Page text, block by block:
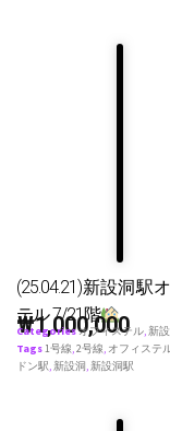
(25.04.21)新設洞駅
テル 7/21階
₩1,000,000
Categoriesオフィステル,新
Tags1号線,2号線, オフィステ
ドン駅,新設洞 ,新設洞駅